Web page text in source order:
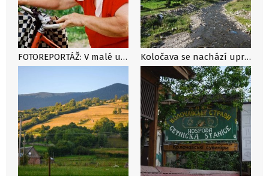
FOTOREPORTÁŽ: V malé ukrajinské vesničce Koločavě ležící v srdci Karpat se zastavil čas Koločava se nachází uprostřed pohoří Karpat, které se táhne velkou částí Evropy.